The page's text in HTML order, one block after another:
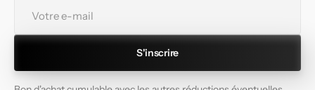
mail
S'inscrire